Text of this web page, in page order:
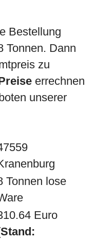
Bestellung
Tonnen. Dann
zu
errechnen
unserer
Tonnen lose
Euro